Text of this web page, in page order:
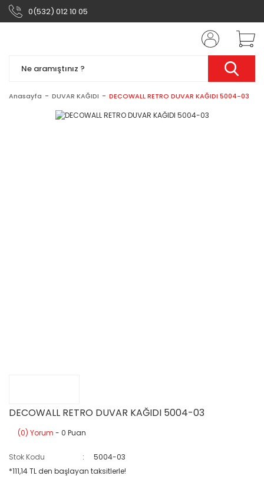
0(532) 012 10 05
Anasayfa DUVAR KAĞIDI DECOWALL RETRO DUVAR KAĞIDI 5004-03
DECOWALL RETRO DUVAR KAĞIDI 5004-03
(0) Yorum - 0 Puan
Stok Kodu
5004-03
*111,14 TL den başlayan taksitlerle!